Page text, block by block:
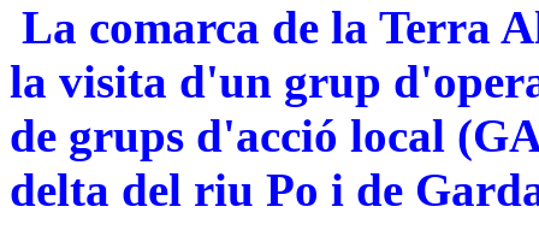
La comarca de la Terra
la visita d'un grup
de grups d'acció local
delta del riu Po i de